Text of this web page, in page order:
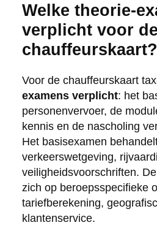
Welke theorie-
verplicht voor de
chauffeurskaart?
Voor de chauffeurskaart
examens verplicht: het
personenvervoer, de
kennis en de nascholing
Het basisexamen
verkeerswetgeving,
veiligheidsvoorschriften.
zich op beroepsspecifieke
tariefberekening,
klantenservice.